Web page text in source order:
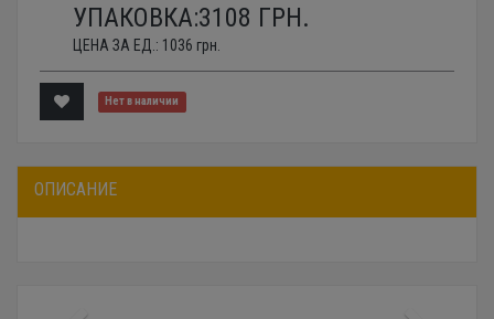
УПАКОВКА:3108 ГРН.
ЦЕНА ЗА ЕД.: 1036 грн.
Нет в наличии
ОПИСАНИЕ